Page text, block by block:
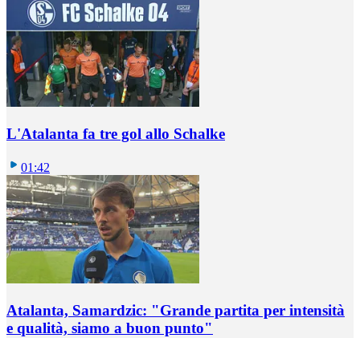
L'Atalanta fa tre gol allo Schalke
01:42
Atalanta, Samardzic: "Grande partita per intensità
e qualità, siamo a buon punto"